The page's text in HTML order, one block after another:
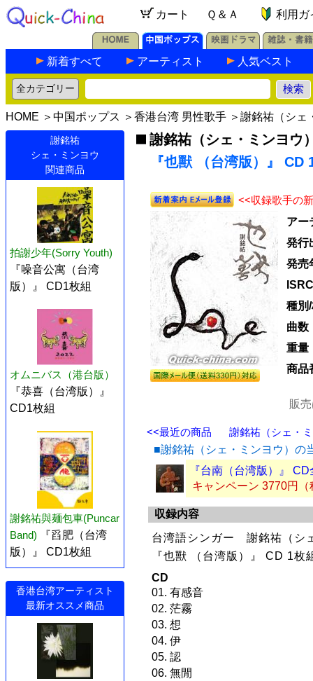
カート Ｑ＆Ａ 利用ガ
新着すべて アーティスト 人気ベスト
HOME ＞ 中国ポップス ＞ 香港台湾 男性歌手 ＞ 謝銘祐（シェ
謝銘祐
シェ・ミンヨウ
関連商品
拍謝少年(Sorry Youth)
『噪音公寓（台湾
版）』 CD1枚組
オムニバス（港台版）
『恭喜（台湾版）』
CD1枚組
謝銘祐與麺包車(Puncar
Band)
『舀肥（台湾
版）』 CD1枚組
香港台湾アーティスト
最新オススメ商品
謝銘祐（シェ・ミンヨウ
『也獸 （台湾版）』 CD
<<収録歌手の
アー
発行
発売
種別
曲数
重量
商品
販
<<最近の商品
謝銘祐（シェ・
■謝銘祐（シェ・ミンヨウ）の
『台南（台湾版）』
キャンペーン 3770円（
収録内容
台湾語シンガー 謝銘祐（シ
『也獸 （台湾版）』 CD 1枚
CD
01. 有感音
02. 茫霧
03. 想
04. 伊
05. 認
06. 無閒